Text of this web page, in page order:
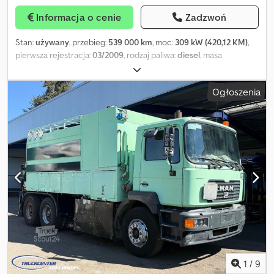
Kontrola prędkości (licznik metrów) Pompa próżniowa: CVS
VacuStar 3100 Kaseta ssąca DN 125 na ok. 20 metrów 2x pompy
P3-45 ok. 348 l/min przy 205 bar 1 x URACA P3-45 ok. 348 l/min przy
205 bar Duży bęben HD: DN 32 na ok. 800 metrów węża
wysokociśnieniowego Mały bęben HD: DN 13 na ok. 80 metrów
Ogrzewanie zimowe: dla pracy zimą, z pompą obiegową, do
temperatury otoczenia max. -3 – -5 °C Dodatkowe wyposażenie,
dane lub zdjęcia na zapytanie! Informacje bez gwarancji –
zastrzegamy możliwość pomyłek! Dane podane w Internecie są
niewiążącymi opisami i nie stanowią gwarantowanych cech.
Sprzedawca nie ponosi odpowiedzialności za błędy i pomyłki w
danych. Zmiany zastrzeżone. Stały skup, sprzedaż, przyjmowanie w
rozliczeniu i wynajem techniki komunalnej / pojazdów do
czyszczenia kanalizacji, transportu odpadów płynnych i
niebezpiecznych.
Informacja o cenie Zadzwoń
Stan:używany, przebieg: 539 000 km, moc: 309 kW (420,12 KM),
pierwsza rejestracja:03/2009, rodzaj paliwa:diesel, masa
, konfiguracja osi:
przekładni:półautomatyczny, klasa emisji:Euro 5, Rok budowy:
2009 , Wyposażenie: ABS, klimatyzacja, Producent: Scania Model:
P420 8x2/6 Hvidtved Larsen Flexline 414 Euro 5 Rok produkcji:
2009 Stan: Dobry Numer seryjny: XLEP8X20005221888 Nr ref.:
608089 Data rejestracji: 25-03-2009 Moc: 420 KM Przebieg: 539
000 km Skrzynia biegów: Opticruise GRS905 Norma emisji: Euro 5
Zbiornik paliwa: 1 Pojemność zbiornika paliwa: 350 l Kamera
cofania: ? Klimatyzacja: ? Typ kabiny: CP16 Radio: ? Lodówka: ?
Hamulce tarczowe: ? ABS: ? Hamulec silnikowy: ? Rozmiar opon:
385/65 - 385/65 - 315/80 - 385/55 Bieżnik opon [%] przód/tył: 40 -
80 - 40 - 40% Zawieszenie przednie: pneumatyczne Zawieszenie
tylne: pneumatyczne Rozstaw osi: 5300 mm Skrzynka narzędziowa:
? Układ hydrauliczny: ? Masa całkowita: 32 000 kg Masa własna: 19
040 kg Ładowność: 12 960 kg Producent zabudowy: Hvidtved
Larsen Flexline 414 Pojemność zabudowy/zbiornika: 14 000 l
Ogłoszenia
1 / 9